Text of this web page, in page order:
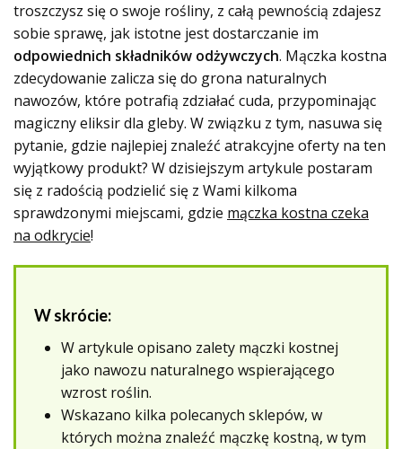
troszczysz się o swoje rośliny, z całą pewnością zdajesz
sobie sprawę, jak istotne jest dostarczanie im
odpowiednich składników odżywczych. Mączka kostna
zdecydowanie zalicza się do grona naturalnych
nawozów, które potrafią zdziałać cuda, przypominając
magiczny eliksir dla gleby. W związku z tym, nasuwa się
pytanie, gdzie najlepiej znaleźć atrakcyjne oferty na ten
wyjątkowy produkt? W dzisiejszym artykule postaram
się z radością podzielić się z Wami kilkoma
sprawdzonymi miejscami, gdzie mączka kostna czeka
na odkrycie!
W skrócie:
W artykule opisano zalety mączki kostnej
jako nawozu naturalnego wspierającego
wzrost roślin.
Wskazano kilka polecanych sklepów, w
których można znaleźć mączkę kostną, w tym